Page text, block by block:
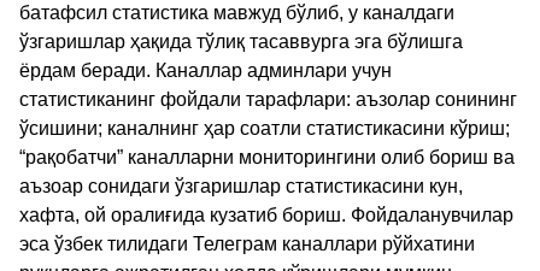
батафсил статистика мавжуд бўлиб, у каналдаги
ўзгаришлар ҳақида тўлиқ тасаввурга эга бўлишга
ёрдам беради. Каналлар админлари учун
статистиканинг фойдали тарафлари: аъзолар сонининг
ўсишини; каналнинг ҳар соатли статистикасини кўриш;
“рақобатчи” каналларни мониторингини олиб бориш ва
аъзоар сонидаги ўзгаришлар статистикасини кун,
хафта, ой оралиғида кузатиб бориш. Фойдаланувчилар
эса ўзбек тилидаги Телеграм каналлари рўйхатини